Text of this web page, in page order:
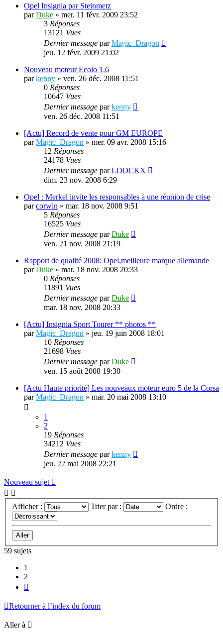
Opel Insignia par Steinmetz
parDuke » mer. 11 févr. 2009 23:52
3 Réponses
13121 Vues
Dernier message parMagic_Dragon
jeu. 12 févr. 2009 21:02
Nouveau moteur Ecolo 1.6
parkenny » ven. 26 déc. 2008 11:51
0 Réponses
10647 Vues
Dernier message parkenny
ven. 26 déc. 2008 11:51
[Actu] Record de vente pour GM EUROPE
parMagic_Dragon » mer. 09 avr. 2008 15:16
12 Réponses
24178 Vues
Dernier message parLOOCKX
dim. 23 nov. 2008 6:29
Opel : Merkel invite les responsables à une réunion de crise
parcorwin » mar. 18 nov. 2008 9:51
5 Réponses
16525 Vues
Dernier message parDuke
ven. 21 nov. 2008 21:19
Rapport de qualité 2008: Opel,meilleure marque allemande
parDuke » mar. 18 nov. 2008 20:33
0 Réponses
11891 Vues
Dernier message parDuke
mar. 18 nov. 2008 20:33
[Actu] Insignia Sport Tourer ** photos **
parMagic_Dragon » jeu. 19 juin 2008 18:01
10 Réponses
21698 Vues
Dernier message parDuke
ven. 15 août 2008 19:30
[Actu Haute priorité] Les nouveaux moteur euro 5 de la Corsa
parMagic_Dragon » mar. 20 mai 2008 13:10
1
2
19 Réponses
34212 Vues
Dernier message parkenny
jeu. 22 mai 2008 22:21
Nouveau sujet
Afficher : Trier par : Ordre :
59 sujets
1
2
Retourner à l’index du forum
Aller à